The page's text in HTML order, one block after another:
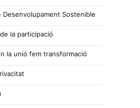
Desenvolupament Sostenible
la participació
la unió fem transformació